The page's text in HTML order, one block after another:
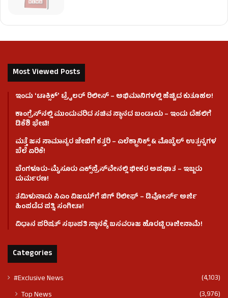
Most Viewed Posts
ಇಂದು ʻಟಾಕ್ಸಿಕ್ʼ ಟ್ರೈಲರ್ ರಿಲೀಸ್‌ – ಅಭಿಮಾನಿಗಳಲ್ಲಿ ಹೆಚ್ಚಿದ ಕುತೂಹಲ!
ಕಾಂಗ್ರೆಸ್​ನಲ್ಲಿ ಮುಂದುವರಿದ ಸಚಿವ ಸ್ಥಾನದ ಬಂಡಾಯ – ಇಂದು ದೆಹಲಿಗೆ
ಡಿಕೆಶಿ ಭೇಟಿ!
ಮತ್ತೆ ಜನ ಸಾಮಾನ್ಯರ ಜೇಬಿಗೆ ಕತ್ತರಿ – ಎಲೆಕ್ಟ್ರಾನಿಕ್ಸ್ & ಮೊಬೈಲ್ ಉತ್ಪನ್ನಗಳ
ಬೆಲೆ ಏರಿಕೆ!
ಬೆಂಗಳೂರು-ಮೈಸೂರು ಎಕ್ಸ್‌ಪ್ರೆಸ್‌ವೇನಲ್ಲಿ ಭೀಕರ ಅಪಘಾತ – ಇಬ್ಬರು
ದುರ್ಮರಣ!
ತಮಿಳುನಾಡು ಸಿಎಂ ವಿಜಯ್‌ಗೆ ಬಿಗ್ ರಿಲೀಫ್ – ಡಿವೋರ್ಸ್ ಅರ್ಜಿ
ಹಿಂಪಡೆದ ಪತ್ನಿ ಸಂಗೀತಾ!
ವಿಧಾನ ಪರಿಷತ್ ಸಭಾಪತಿ ಸ್ಥಾನಕ್ಕೆ ಬಸವರಾಜ ಹೊರಟ್ಟಿ ರಾಜೀನಾಮೆ!
Categories
#Exclusive News (4,103)
Top News (3,976)